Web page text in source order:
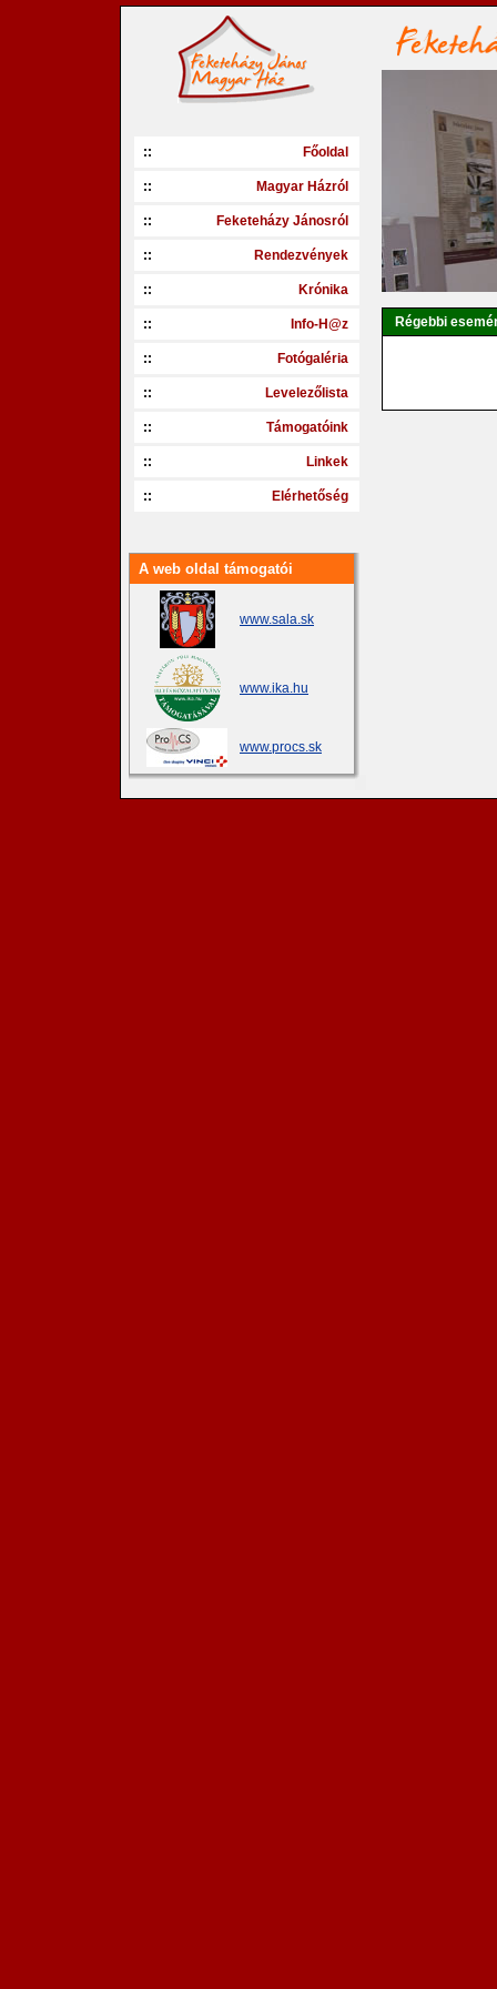
:: Főoldal
:: Magyar Házról
:: Feketeházy Jánosról
:: Rendezvények
:: Krónika
:: Info-H@z
:: Fotógaléria
:: Levelezőlista
:: Támogatóink
:: Linkek
:: Elérhetőség
A web oldal támogatói
www.sala.sk
www.ika.hu
www.procs.sk
Régebbi